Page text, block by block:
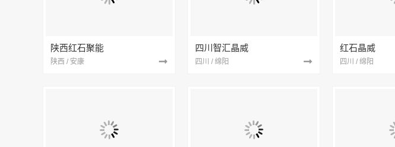
陕西红石聚能
陕西 / 安康
四川智汇晶威
四川 / 绵阳
红石晶威
四川 / 绵阳